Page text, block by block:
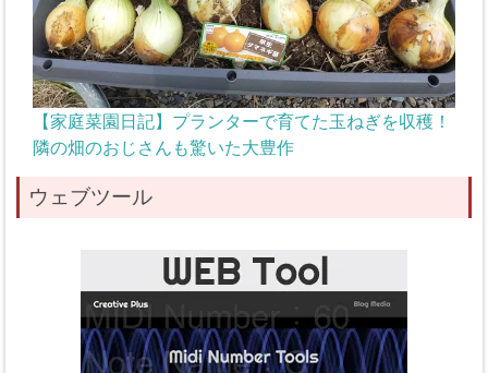
【家庭菜園日記】プランターで育てた玉ねぎを収穫！
隣の畑のおじさんも驚いた大豊作
ウェブツール